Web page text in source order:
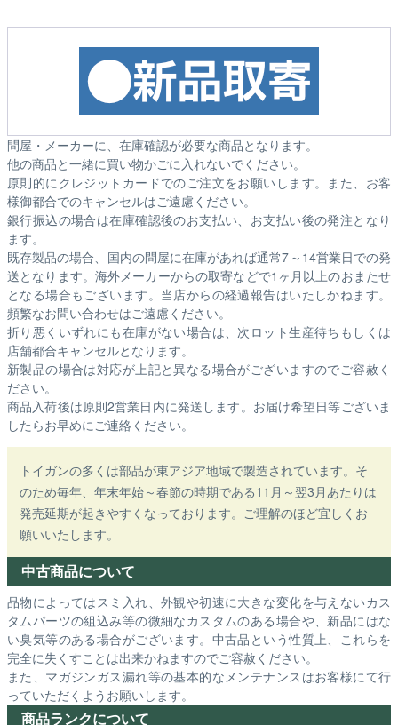
問屋・メーカーに、在庫確認が必要な商品となります。
他の商品と一緒に買い物かごに入れないでください。
原則的にクレジットカードでのご注文をお願いします。また、お客
様御都合でのキャンセルはご遠慮ください。
銀行振込の場合は在庫確認後のお支払い、お支払い後の発注となり
ます。
既存製品の場合、国内の問屋に在庫があれば通常7～14営業日での発
送となります。海外メーカーからの取寄などで1ヶ月以上のおまたせ
となる場合もございます。 当店からの経過報告はいたしかねます。
頻繁なお問い合わせはご遠慮ください。
折り悪くいずれにも在庫がない場合は、次ロット生産待ちもしくは
店舗都合キャンセルとなります。
新製品の場合は対応が上記と異なる場合がございますのでご容赦く
ださい。
商品入荷後は原則2営業日内に発送します。お届け希望日等ございま
したらお早めにご連絡ください。
トイガンの多くは部品が東アジア地域で製造されています。そ
のため毎年、年末年始～春節の時期である11月～翌3月あたりは
発売延期が起きやすくなっております。ご理解のほど宜しくお
願いいたします。
中古商品について
品物によってはスミ入れ、外観や初速に大きな変化を与えないカス
タムパーツの組込み等の微細なカスタムのある場合や、新品にはな
い臭気等のある場合がございます。中古品という性質上、これらを
完全に失くすことは出来かねますのでご容赦ください。
また、マガジンガス漏れ等の基本的なメンテナンスはお客様にて行
っていただくようお願いします。
商品ランクについて